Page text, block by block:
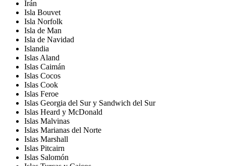
Irán
Isla Bouvet
Isla Norfolk
Isla de Man
Isla de Navidad
Islandia
Islas Aland
Islas Caimán
Islas Cocos
Islas Cook
Islas Feroe
Islas Georgia del Sur y Sandwich del Sur
Islas Heard y McDonald
Islas Malvinas
Islas Marianas del Norte
Islas Marshall
Islas Pitcairn
Islas Salomón